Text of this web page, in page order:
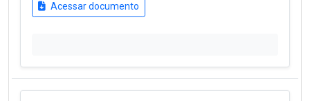
Acessar documento